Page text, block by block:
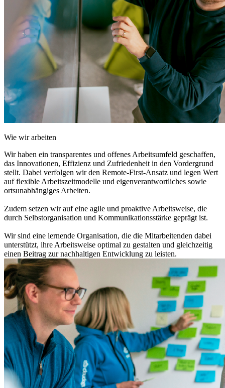
Wie wir arbeiten
Wir haben ein transparentes und offenes Arbeitsumfeld geschaffen,
das Innovationen, Effizienz und Zufriedenheit in den Vordergrund
stellt. Dabei verfolgen wir den Remote-First-Ansatz und legen Wert
auf flexible Arbeitszeitmodelle und eigenverantwortliches sowie
ortsunabhängiges Arbeiten.
Zudem setzen wir auf eine agile und proaktive Arbeitsweise, die
durch Selbstorganisation und Kommunikationsstärke geprägt ist.
Wir sind eine lernende Organisation, die die Mitarbeitenden dabei
unterstützt, ihre Arbeitsweise optimal zu gestalten und gleichzeitig
einen Beitrag zur nachhaltigen Entwicklung zu leisten.